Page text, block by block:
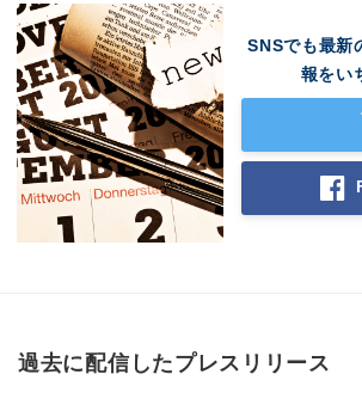
SNSでも最新
報をい
過去に配信したプレスリリース